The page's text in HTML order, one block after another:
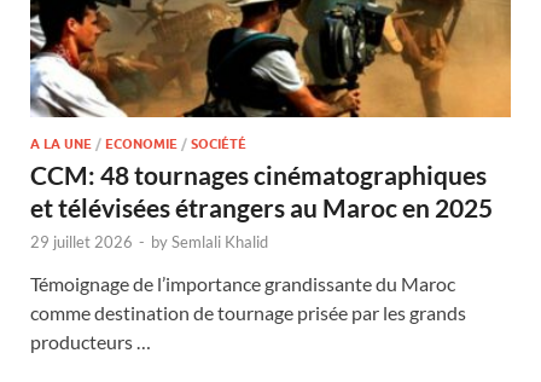
A LA UNE / ECONOMIE / SOCIÉTÉ
CCM: 48 tournages cinématographiques
et télévisées étrangers au Maroc en 2025
29 juillet 2026 - bySemlali Khalid
Témoignage de l’importance grandissante du Maroc
comme destination de tournage prisée par les grands
producteurs …